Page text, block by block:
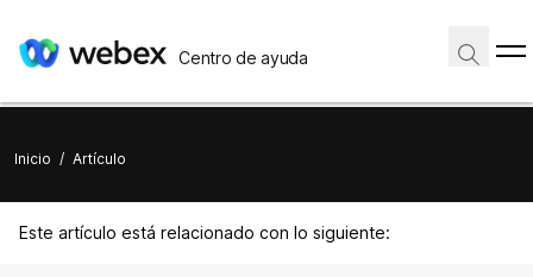
Centro de ayuda
Inicio / Artículo
Este artículo está relacionado con lo siguiente: